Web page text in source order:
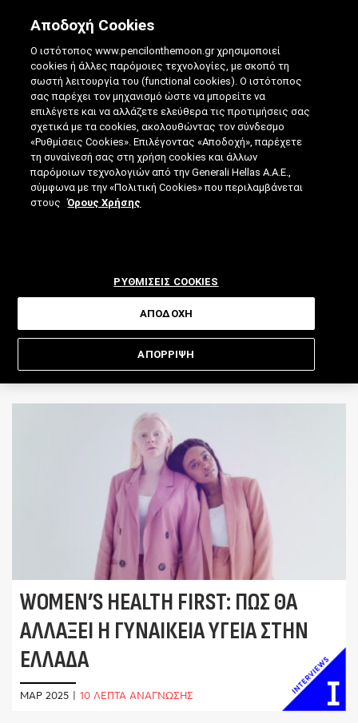
INTERVIEWS
ΤΖΊΝΑ ΤΙΡΙΑΚΊΔΟΥ: Η ΑΙ ΘΑ
ΜΕΤΑΜΟΡΦΏΣΕΙ ΡΙΖΙΚΆ ΤΗ ΓΥΝΑΙΚΕΊΑ
ΥΓΕΊΑ
WOMEN’S HEALTH FIRST: ΠΏΣ ΘΑ
ΑΛΛΆΞΕΙ Η ΓΥΝΑΙΚΕΊΑ ΥΓΕΊΑ ΣΤΗΝ
ΕΛΛΆΔΑ
ΜΑΡ 2025 | 10 ΛΕΠΤΑ ΑΝΑΓΝΩΣΗΣ
Αποδοχή Cookies
Ο ιστότοπος www.pencilonthemoon.gr χρησιμοποιεί
cookies ή άλλες παρόμοιες τεχνολογίες, με σκοπό τη
σωστή λειτουργία του (functional cookies). Ο ιστότοπος
σας παρέχει τον μηχανισμό ώστε να μπορείτε να
επιλέγετε και να αλλάζετε ελεύθερα τις προτιμήσεις σας
σχετικά με τα cookies, ακολουθώντας τον σύνδεσμο
«Ρυθμίσεις Cookies». Επιλέγοντας «Αποδοχή», παρέχετε
τη συναίνεσή σας στη χρήση cookies και άλλων
παρόμοιων τεχνολογιών από την Generali Hellas A.A.E.,
σύμφωνα με την «Πολιτική Cookies» που περιλαμβάνεται
στους
Όρους Χρήσης
ΡΥΘΜΙΣΕΙΣ COOKIES
ΑΠΟΡΡΙΨΗ
ΑΠΟΔΟΧΗ